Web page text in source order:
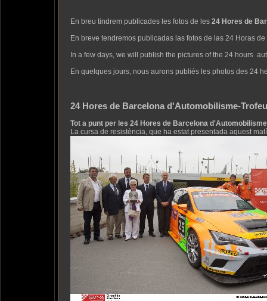
En breu tindrem publicades les fotos de les 24 Hores de
En breve tendremos publicadas las fotos de las 24 Horas
In a few days, we will publish the pictures of the 24 hours
En quelques jours, nous aurons publiés les photos des 24
24 Hores de Barcelona d'Automobilisme-
Tot a punt per les 24 Hores de Barcelona
La cursa de resistència, que ha estat presentada aquest